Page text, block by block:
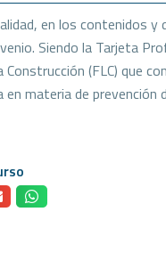
en los contenidos y
Siendo la Tarjeta
(FLC) que
materia de prevención